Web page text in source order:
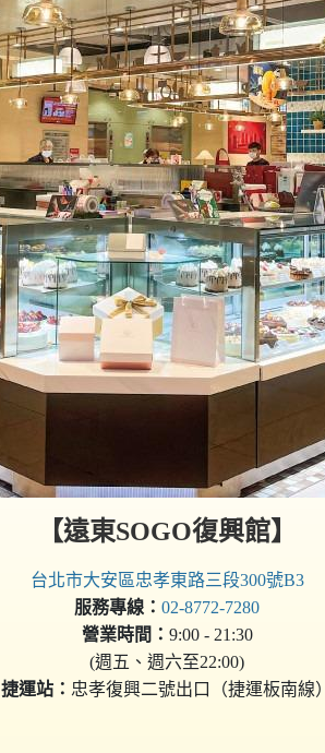
【遠東SOGO復興館】
台北市大安區忠孝東路三段300號B3
服務專線： 02-8772-7280
營業時間： 9:00 - 21:30
(週五、週六至22:00)
捷運站： 忠孝復興二號出口（捷運板南線）